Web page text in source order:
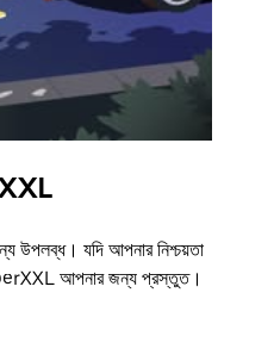
যদি আপনার নিশ্চয়তা
আপনার জন্য প্রস্তুত।